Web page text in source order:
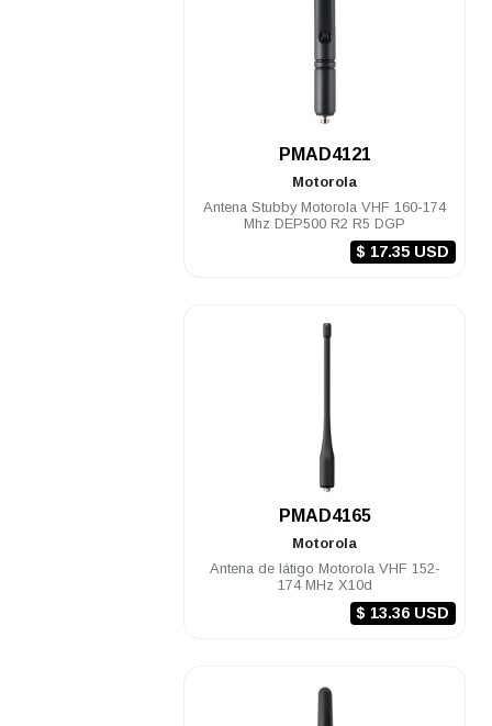
PMAD4121
Motorola
Antena Stubby Motorola VHF 160-174
Mhz DEP500 R2 R5 DGP
$ 17.35 USD
PMAD4165
Motorola
Antena de látigo Motorola VHF 152-
174 MHz X10d
$ 13.36 USD